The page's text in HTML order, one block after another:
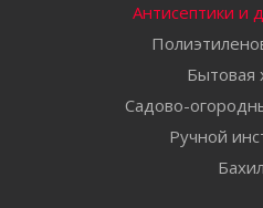
Антисептики и
Бытовая
Садово-
Ручной